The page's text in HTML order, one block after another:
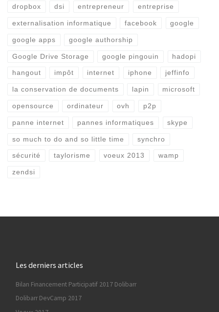
dropbox dsi entrepreneur entreprise
externalisation informatique facebook google
google apps google authorship
Google Drive Storage google pingouin hadopi
hangout impôt internet iphone jeffinfo
la conservation de documents lapin microsoft
opensource ordinateur ovh p2p
panne internet pannes informatiques skype
so much to do and so little time synchro
sécurité taylorisme voeux 2013 wamp
zendsi
Les derniers articles
Bilan Financement Participatif 2017 Dolibarr
Dolibarr DevCamp 2017